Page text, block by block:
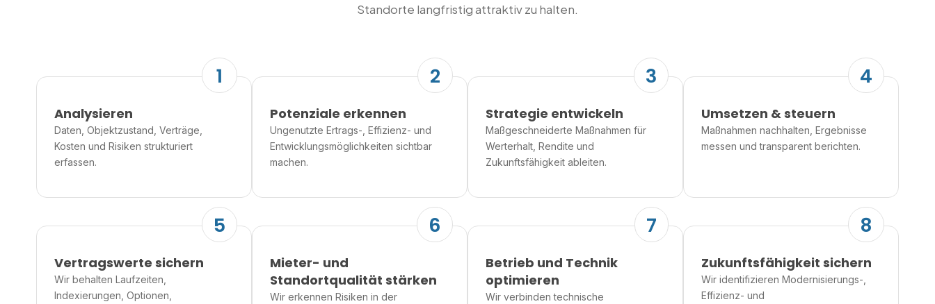
Standorte langfristig attraktiv zu halten.
1
Analysieren
Daten, Objektzustand, Verträge,
Kosten und Risiken strukturiert
erfassen.
2
Potenziale erkennen
Ungenutzte Ertrags-, Effizienz- und
Entwicklungsmöglichkeiten sichtbar
machen.
3
Strategie entwickeln
Maßgeschneiderte Maßnahmen für
Werterhalt, Rendite und
Zukunftsfähigkeit ableiten.
4
Umsetzen & steuern
Maßnahmen nachhalten, Ergebnisse
messen und transparent berichten.
5
Vertragswerte sichern
Wir behalten Laufzeiten,
Indexierungen, Optionen,
6
Mieter- und
Standortqualität stärken
Wir erkennen Risiken in der
7
Betrieb und Technik
optimieren
Wir verbinden technische
8
Zukunftsfähigkeit sichern
Wir identifizieren Modernisierungs-,
Effizienz- und